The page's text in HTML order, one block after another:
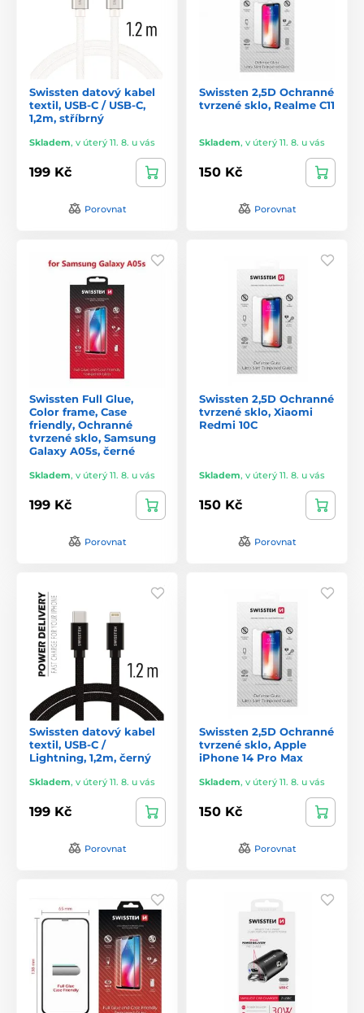
Swissten datový kabel
textil, USB-C / USB-C,
1,2m, stříbrný
Skladem, v úterý 11. 8. u vás
199 Kč
Porovnat
Swissten 2,5D Ochranné
tvrzené sklo, Realme C11
Skladem, v úterý 11. 8. u vás
150 Kč
Porovnat
Swissten Full Glue,
Color frame, Case
friendly, Ochranné
tvrzené sklo, Samsung
Galaxy A05s, černé
Skladem, v úterý 11. 8. u vás
199 Kč
Porovnat
Swissten 2,5D Ochranné
tvrzené sklo, Xiaomi
Redmi 10C
Skladem, v úterý 11. 8. u vás
150 Kč
Porovnat
Swissten datový kabel
textil, USB-C /
Lightning, 1,2m, černý
Skladem, v úterý 11. 8. u vás
199 Kč
Porovnat
Swissten 2,5D Ochranné
tvrzené sklo, Apple
iPhone 14 Pro Max
Skladem, v úterý 11. 8. u vás
150 Kč
Porovnat